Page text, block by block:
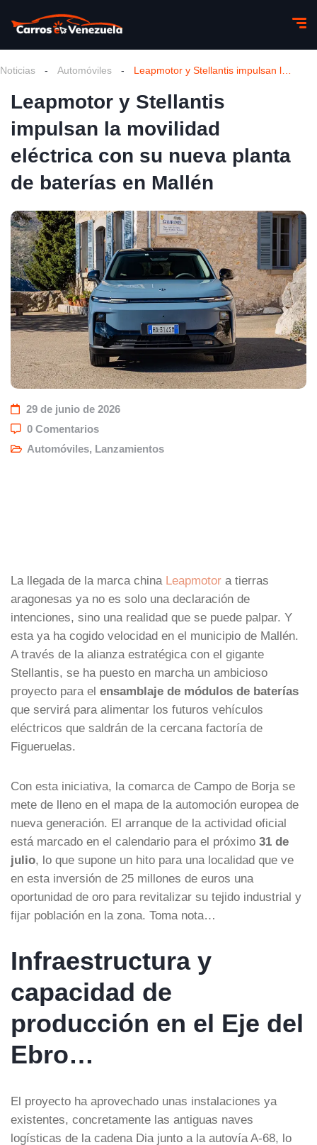
Noticias - Automóviles -
Leapmotor y Stellantis
impulsan la movilidad
eléctrica con su nueva planta
de baterías en Mallén
29 de junio de 2026
0 Comentarios
Automóviles, Lanzamientos
La llegada de la marca china Leapmotor a tierras
aragonesas ya no es solo una declaración de
intenciones, sino una realidad que se puede palpar. Y
esta ya ha cogido velocidad en el municipio de Mallén.
A través de la alianza estratégica con el gigante
Stellantis, se ha puesto en marcha un ambicioso
proyecto para el ensamblaje de módulos de baterías
que servirá para alimentar los futuros vehículos
eléctricos que saldrán de la cercana factoría de
Figueruelas.
Con esta iniciativa, la comarca de Campo de Borja se
mete de lleno en el mapa de la automoción europea de
nueva generación. El arranque de la actividad oficial
está marcado en el calendario para el próximo 31 de
julio, lo que supone un hito para una localidad que ve
en esta inversión de 25 millones de euros una
oportunidad de oro para revitalizar su tejido industrial y
fijar población en la zona. Toma nota…
Infraestructura y
capacidad de
producción en el Eje del
Ebro…
El proyecto ha aprovechado unas instalaciones ya
existentes, concretamente las antiguas naves
logísticas de la cadena Dia junto a la autovía A-68, lo